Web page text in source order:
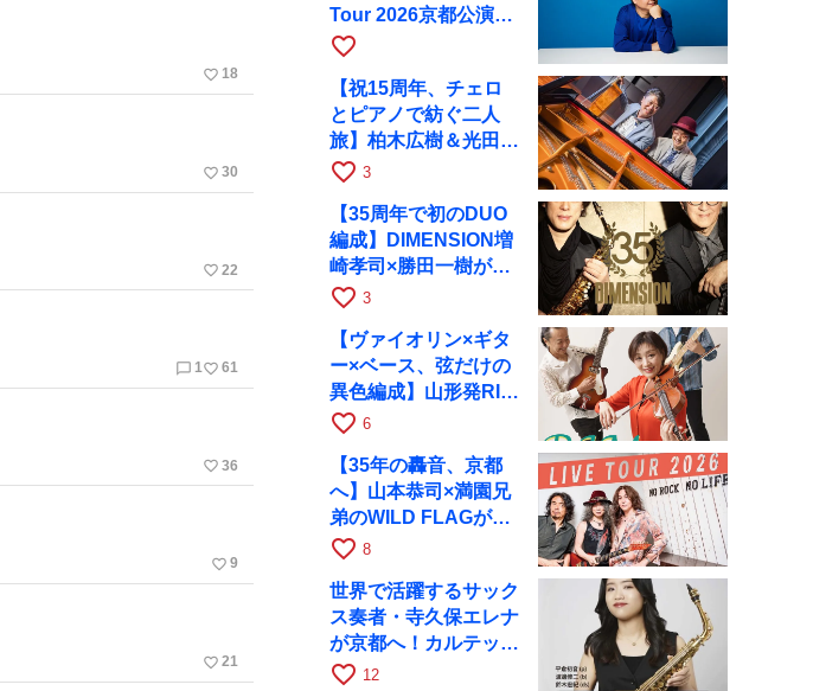
favorite_border 18
favorite_border 30
favorite_border 22
chat_bubble_outline 1 favorite_border 61
favorite_border 36
favorite_border 9
favorite_border 21
Tour 2026京都公演を
10月に開催
favorite_border
【祝15周年、チェロ
とピアノで紡ぐ二人
旅】柏木広樹＆光田健
一が11月12日に京都
favorite_border 3
【35周年で初のDUO
編成】DIMENSION増
崎孝司×勝田一樹が10
月11日に京都RAGへ
favorite_border 3
【ヴァイオリン×ギタ
ー×ベース、弦だけの
異色編成】山形発RIM
が初全国ツアーで8月
favorite_border 6
【35年の轟音、京都
へ】山本恭司×満園兄
弟のWILD FLAGが8
月6日にRAGでライブ
favorite_border 8
世界で活躍するサック
ス奏者・寺久保エレナ
が京都へ！カルテッ
ト・ツアー京都公演を
favorite_border 12